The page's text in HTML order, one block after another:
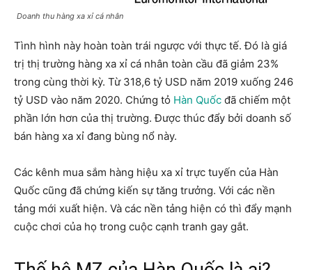
Doanh thu hàng xa xỉ cá nhân
Tình hình này hoàn toàn trái ngược với thực tế. Đó là giá
trị thị trường hàng xa xỉ cá nhân toàn cầu đã giảm 23%
trong cùng thời kỳ. Từ 318,6 tỷ USD năm 2019 xuống 246
tỷ USD vào năm 2020. Chứng tỏ ​​ Hàn Quốc đã chiếm một
phần lớn hơn của thị trường. Được thúc đẩy bởi doanh số
bán hàng xa xỉ đang bùng nổ này.
Các kênh mua sắm hàng hiệu xa xỉ trực tuyến của Hàn
Quốc cũng đã chứng kiến ​​sự tăng trưởng. Với các nền
tảng mới xuất hiện. Và các nền tảng hiện có thì đẩy mạnh
cuộc chơi của họ trong cuộc cạnh tranh gay gắt.